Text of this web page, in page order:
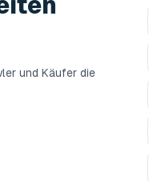
und Käufer die